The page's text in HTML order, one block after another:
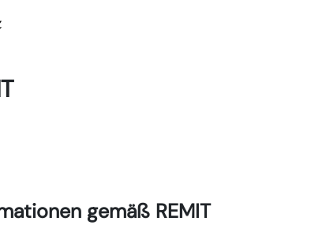
gemäß REMIT